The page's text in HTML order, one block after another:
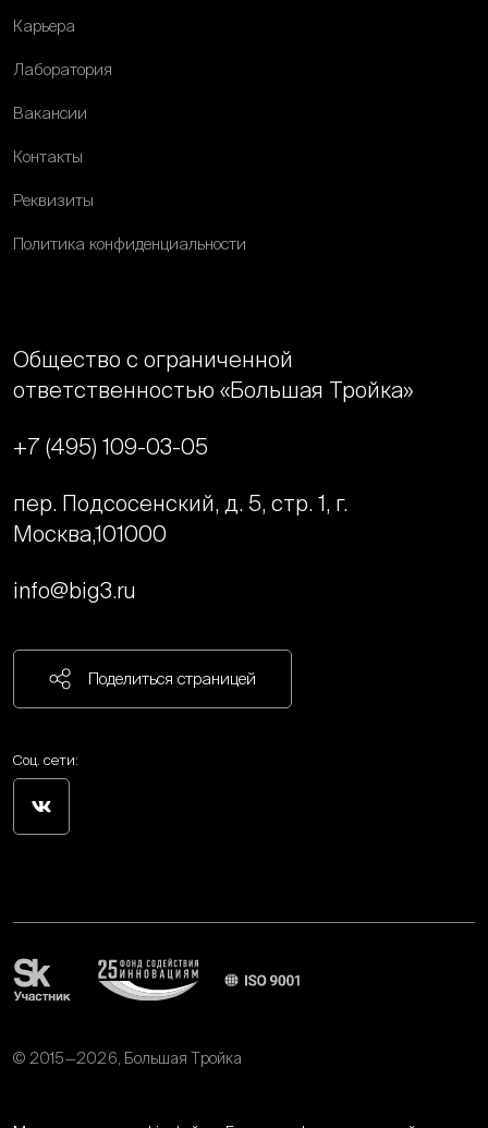
Карьера
Лаборатория
Вакансии
Контакты
Реквизиты
Политика конфиденциальности
Общество с ограниченной
ответственностью «Большая Тройка»
+7 (495) 109-03-05
пер. Подсосенский, д. 5, стр. 1, г.
Москва,101000
info@big3.ru
Поделиться страницей
Соц. сети:
© 2015—2026, Большая Тройка